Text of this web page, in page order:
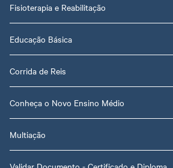
Fisioterapia e Reabilitação
Educação Básica
Corrida de Reis
Conheça o Novo Ensino Médio
Multiação